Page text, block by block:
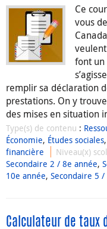
Ce
vous
font un
remplir sa déclaration
prestations. On y
des mises en situation
Type(s) de contenu :
Économie, Études sociales,
financière
Niveau(x)
Secondaire 2 / 8e année,
10e année, Secondaire 5
Calculateur de taux